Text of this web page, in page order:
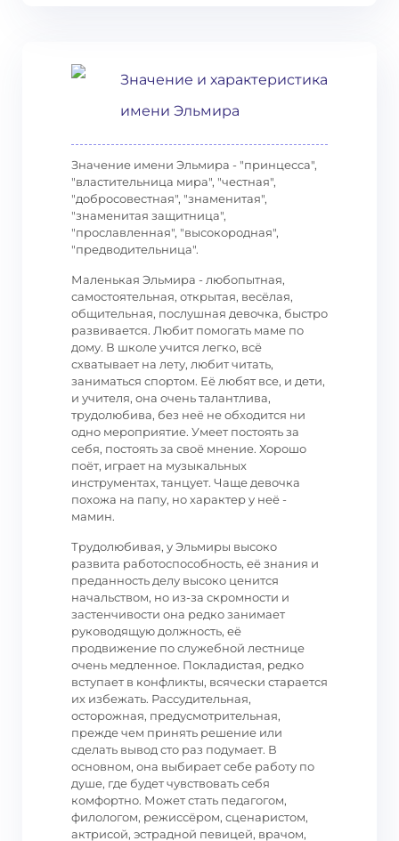
Значение и характеристика
имени Эльмира
Значение имени Эльмира - "принцесса",
"властительница мира", "честная",
"добросовестная", "знаменитая",
"знаменитая защитница",
"прославленная", "высокородная",
"предводительница".
Маленькая Эльмира - любопытная,
самостоятельная, открытая, весёлая,
общительная, послушная девочка, быстро
развивается. Любит помогать маме по
дому. В школе учится легко, всё
схватывает на лету, любит читать,
заниматься спортом. Её любят все, и дети,
и учителя, она очень талантлива,
трудолюбива, без неё не обходится ни
одно мероприятие. Умеет постоять за
себя, постоять за своё мнение. Хорошо
поёт, играет на музыкальных
инструментах, танцует. Чаще девочка
похожа на папу, но характер у неё -
мамин.
Трудолюбивая, у Эльмиры высоко
развита работоспособность, её знания и
преданность делу высоко ценится
начальством, но из-за скромности и
застенчивости она редко занимает
руководящую должность, её
продвижение по служебной лестнице
очень медленное. Покладистая, редко
вступает в конфликты, всячески старается
их избежать. Рассудительная,
осторожная, предусмотрительная,
прежде чем принять решение или
сделать вывод сто раз подумает. В
основном, она выбирает себе работу по
душе, где будет чувствовать себя
комфортно. Может стать педагогом,
филологом, режиссёром, сценаристом,
актрисой, эстрадной певицей, врачом,